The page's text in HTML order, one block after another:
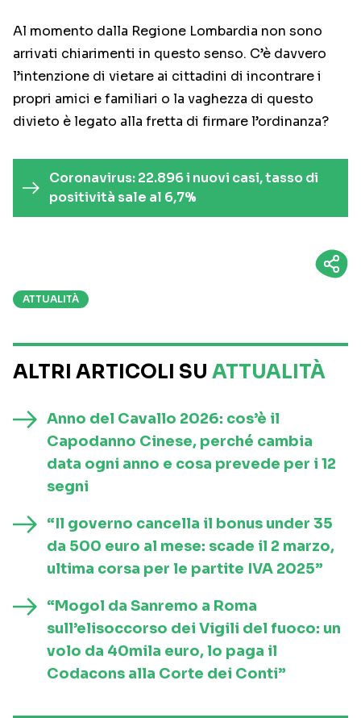
Al momento dalla Regione Lombardia non sono
arrivati chiarimenti in questo senso. C’è davvero
l’intenzione di vietare ai cittadini di incontrare i
propri amici e familiari o la vaghezza di questo
divieto è legato alla fretta di firmare l’ordinanza?
Coronavirus: 22.896 i nuovi casi, tasso di
positività sale al 6,7%
ATTUALITÀ
ALTRI ARTICOLI SU ATTUALITÀ
Anno del Cavallo 2026: cos’è il
Capodanno Cinese, perché cambia
data ogni anno e cosa prevede per i 12
segni
“Il governo cancella il bonus under 35
da 500 euro al mese: scade il 2 marzo,
ultima corsa per le partite IVA 2025”
“Mogol da Sanremo a Roma
sull’elisoccorso dei Vigili del fuoco: un
volo da 40mila euro, lo paga il
Codacons alla Corte dei Conti”